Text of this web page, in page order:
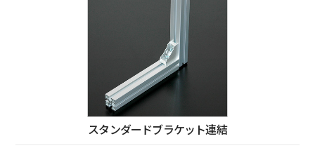
スタンダードブラケット連結